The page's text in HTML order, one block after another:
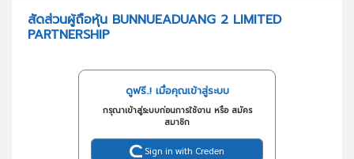
สัดส่วนผู้ถือหุ้น BUNNUEADUANG 2 LIMITED
PARTNERSHIP
ดูฟรี..! เมื่อคุณเข้าสู่ระบบ
กรุณาเข้าสู่ระบบก่อนการใช้งาน หรือ สมัคร
สมาชิก
Sign in with Creden